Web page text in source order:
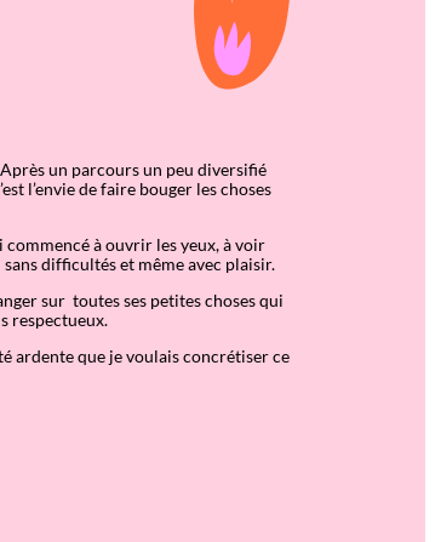
un parcours un peu diversifié
l’envie de faire bouger les choses
commencé à ouvrir les yeux, à voir
difficultés et même avec plaisir.
sur toutes ses petites choses qui
respectueux.
ardente que je voulais concrétiser ce